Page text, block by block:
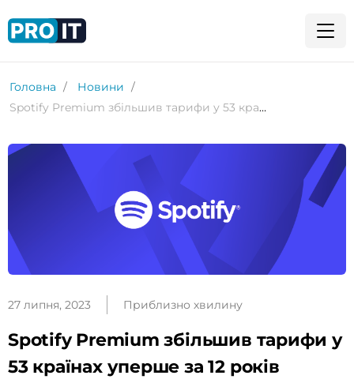
Головна
Новини
​Spotify Premium збільшив тарифи у 53 країнах уперше за 12 років
27 липня, 2023 Приблизно хвилину
​Spotify Premium збільшив тарифи у
53 країнах уперше за 12 років